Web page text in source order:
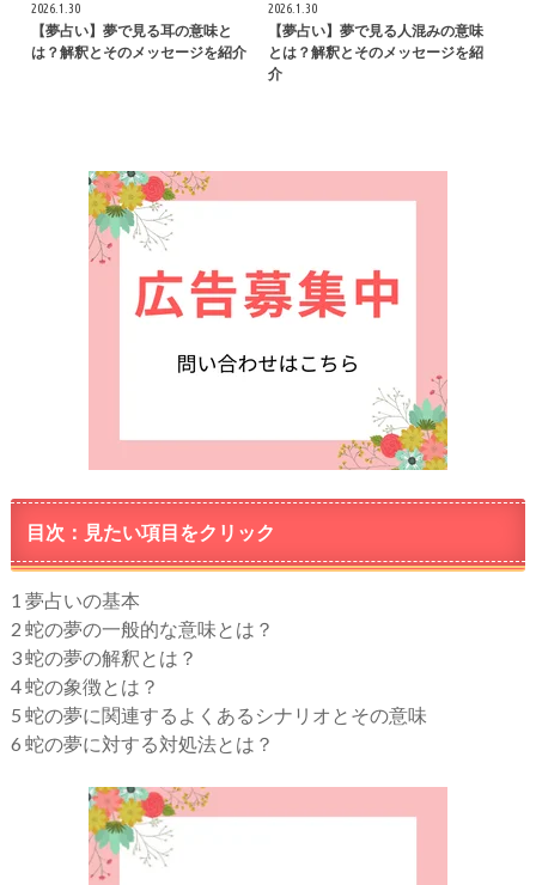
2026.1.30
【夢占い】夢で見る耳の意味と
は？解釈とそのメッセージを紹介
2026.1.30
【夢占い】夢で見る人混みの意味
とは？解釈とそのメッセージを紹
介
目次：見たい項目をクリック
1 夢占いの基本
2 蛇の夢の一般的な意味とは？
3蛇の夢の解釈とは？
4蛇の象徴とは？
5 蛇の夢に関連するよくあるシナリオとその意味
6 蛇の夢に対する対処法とは？